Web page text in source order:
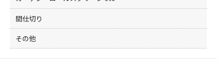
間仕切り
その他